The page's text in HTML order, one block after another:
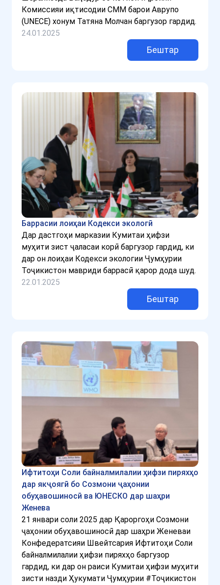
Комиссияи иқтисодии СММ барои Аврупо
(UNECE) хонум Татяна Молчан баргузор гардид.
24.01.2025
Бештар
Баррасии лоиҳаи Кодекси экологӣ
Дар дастгоҳи марказии Кумитаи ҳифзи
муҳити зист ҷаласаи корӣ баргузор гардид, ки
дар он лоиҳаи Кодекси экологии Ҷумҳурии
Тоҷикистон мавриди баррасӣ қарор дода шуд.
22.01.2025
Бештар
Ифтитоҳи Соли байналмилалии ҳифзи пиряхҳо
дар якҷоягӣ бо Созмони ҷаҳонии
обуҳавошиносӣ ва ЮНЕСКО дар шаҳри
Женева
21 январи соли 2025 дар Қароргоҳи Созмони
ҷаҳонии обуҳавошиносӣ дар шаҳри Женеваи
Конфедератсияи Швейтсария Ифтитоҳи Соли
байналмилалии ҳифзи пиряхҳо баргузор
гардид, ки дар он раиси Кумитаи ҳифзи муҳити
зисти назди Ҳукумати Ҷумҳурии #Тоҷикистон